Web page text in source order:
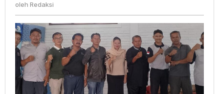
Gunung
Tampomas,
Soroti
Ancaman
Sumber
oleh Redaksi